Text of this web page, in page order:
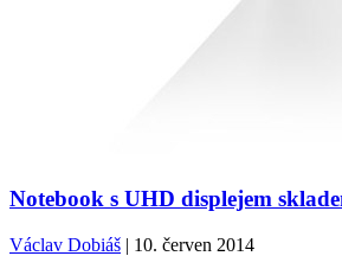
Notebook s UHD displejem
Václav Dobiáš | 10. červen 2014